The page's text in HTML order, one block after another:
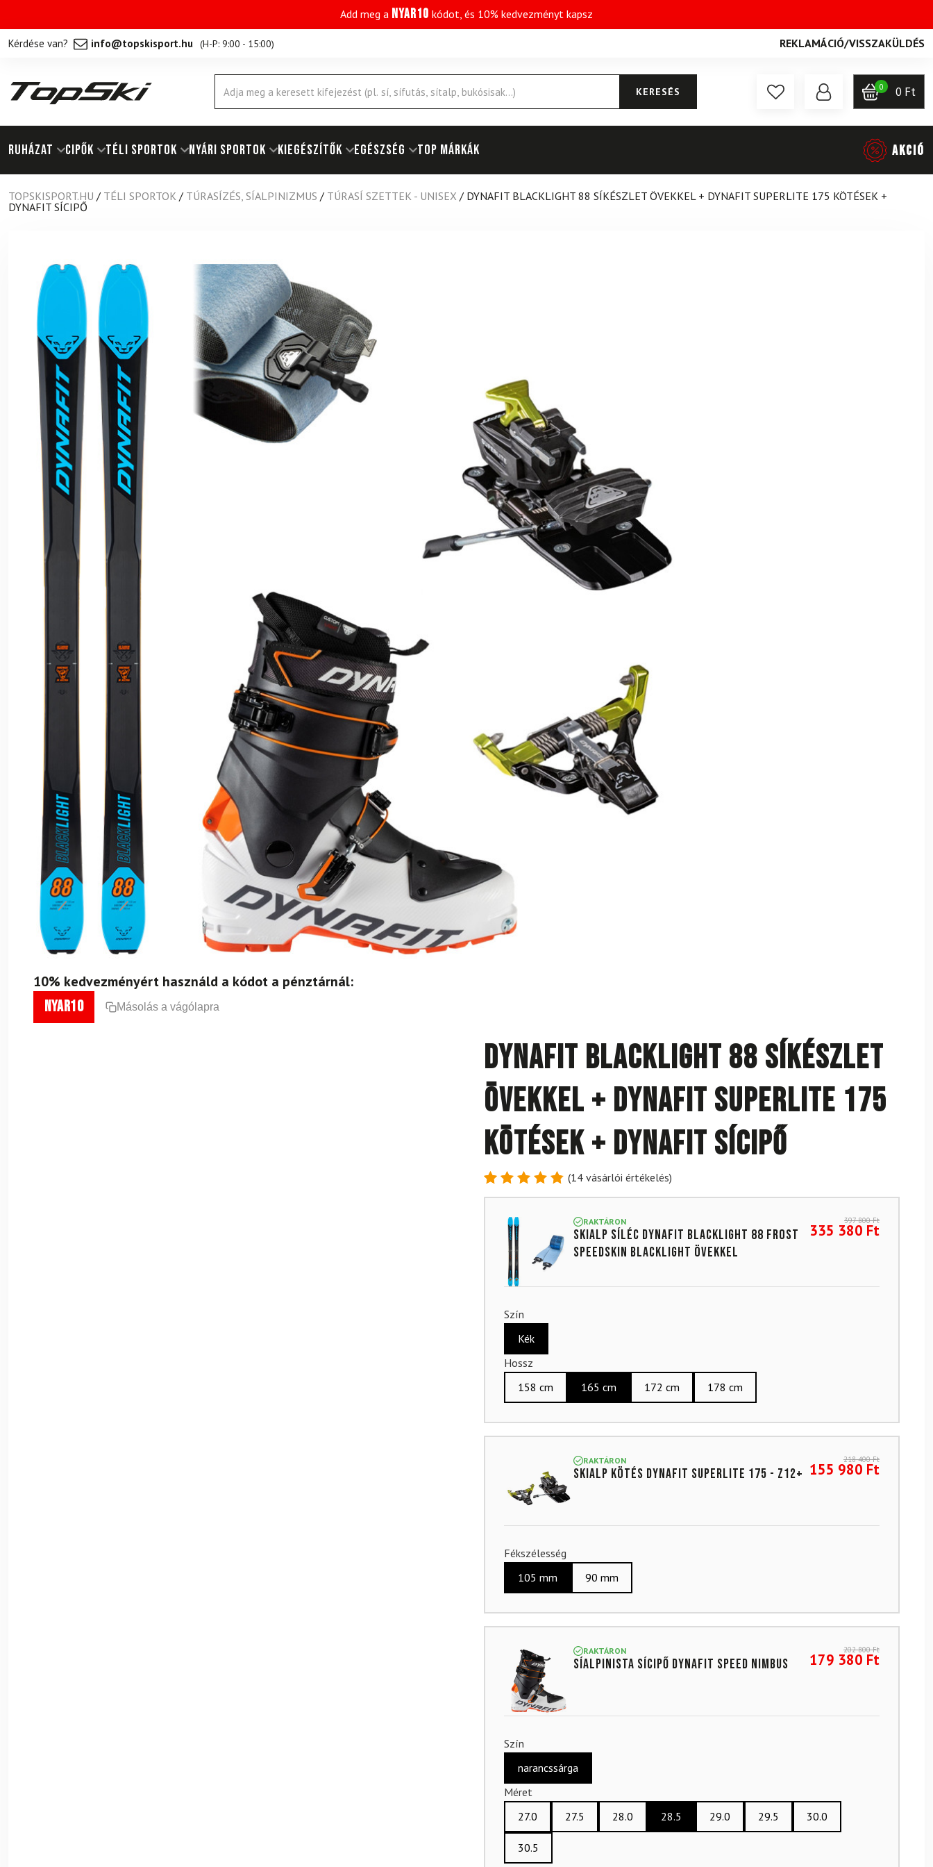
Add meg a NYAR10 kódot, és 10% kedvezményt kapsz
Kérdése van? info@topskisport.hu (H-P: 9:00 - 15:00) REKLAMÁCIÓ/VISSZAKÜLDÉS
Products
search
KERESÉS 0 0 Ft
RUHÁZAT Cipők TÉLI SPORTOK NYÁRI SPORTOK KIEGÉSZÍTŐK EGÉSZSÉG Top márkák AKCIÓ
TOPSKISPORT.HU / TÉLI SPORTOK / TÚRASÍZÉS, SÍALPINIZMUS / TÚRASÍ SZETTEK - UNISEX / DYNAFIT BLACKLIGHT 88 SÍKÉSZLET ÖVEKKEL + DYNAFIT SUPERLITE 175 KÖTÉSEK +
DYNAFIT SÍCIPŐ
10% kedvezményért használd a kódot a pénztárnál:
nyar10 Másolás a vágólapra
DYNAFIT Blacklight 88 síkészlet
övekkel + Dynafit Superlite 175
kötések + Dynafit sícipő
Értékelés
5-ből,
14
értékelés
alapján
(14vásárlói értékelés)
RAKTÁRON
Skialp síléc DYNAFIT Blacklight 88 Frost
Speedskin Blacklight övekkel
397 800Ft
335 380 Ft
Szín
Kék
Hossz
158 cm
165 cm 172 cm 178 cm
RAKTÁRON
Skialp kötés DYNAFIT Superlite 175 - Z12+
218 400Ft
155 980 Ft
Fékszélesség
105 mm
90 mm
RAKTÁRON
Síalpinista sícipő DYNAFIT Speed Nimbus
202 800Ft
179 380 Ft
Szín
narancssárga
Méret
27.0
27.5 28.0 28.5 29.0 29.5 30.0
30.5